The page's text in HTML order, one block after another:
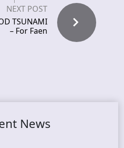
NEXT POST
TSUNAMI
– For Faen
News